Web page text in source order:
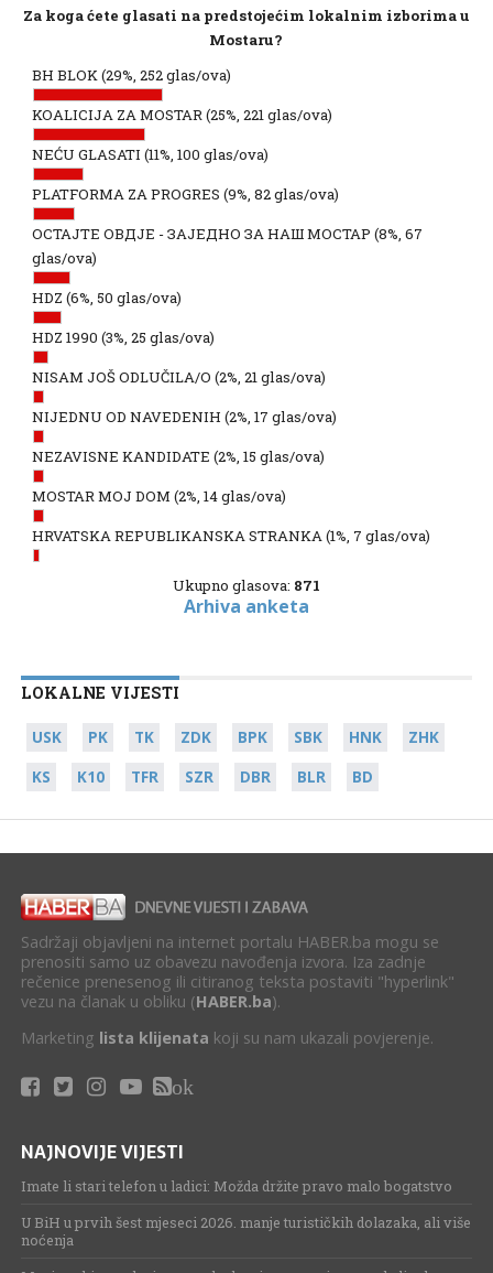
Za koga ćete glasati na predstojećim lokalnim izborima u
Mostaru?
BH BLOK(29%, 252 glas/ova)
KOALICIJA ZA MOSTAR(25%, 221 glas/ova)
NEĆU GLASATI (11%, 100 glas/ova)
PLATFORMA ZA PROGRES (9%, 82 glas/ova)
ОСТАЈТЕ ОВДЈЕ - ЗАЈЕДНО ЗА НАШ МОСТАР (8%, 67
glas/ova)
HDZ (6%, 50 glas/ova)
HDZ 1990 (3%, 25 glas/ova)
NISAM JOŠ ODLUČILA/O (2%, 21 glas/ova)
NIJEDNU OD NAVEDENIH (2%, 17 glas/ova)
NEZAVISNE KANDIDATE (2%, 15 glas/ova)
MOSTAR MOJ DOM (2%, 14 glas/ova)
HRVATSKA REPUBLIKANSKA STRANKA(1%, 7 glas/ova)
Ukupno glasova: 871
Arhiva anketa
LOKALNE VIJESTI
USK PK TK ZDK BPK SBK HNK
ZHK
KS
K10 TFR SZR DBR BLR BD
Sadržaji objavljeni na internet portalu HABER.ba mogu se
prenositi samo uz obavezu navođenja izvora. Iza zadnje
rečenice prenesenog ili citiranog teksta postaviti "hyperlink"
vezu na članak u obliku (HABER.ba).
Marketing lista klijenata koji su nam ukazali povjerenje.
ok
NAJNOVIJE VIJESTI
Imate li stari telefon u ladici: Možda držite pravo malo bogatstvo
U BiH u prvih šest mjeseci 2026. manje turističkih dolazaka, ali više
noćenja